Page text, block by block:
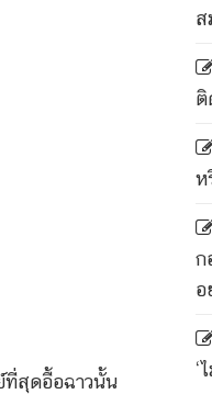
สุดอื้อฉาวนั้น
ส
ติ
ห
ก
อ
‘